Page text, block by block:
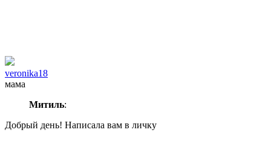
veronika18
мама
Митиль:
Добрый день! Написала вам в личку